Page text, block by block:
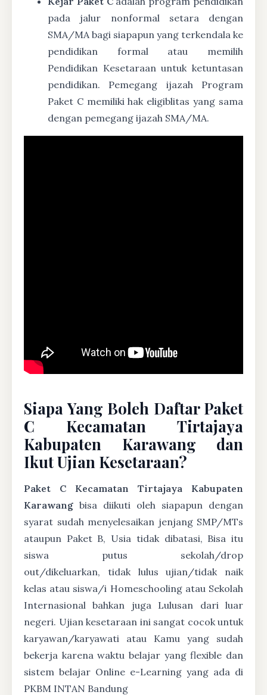
pada jalur nonformal setara dengan
SMA/MA bagi siapapun yang terkendala ke
pendidikan formal atau memilih
Pendidikan Kesetaraan untuk ketuntasan
pendidikan. Pemegang ijazah Program
Paket C memiliki hak eligiblitas yang sama
dengan pemegang ijazah SMA/MA.
Siapa Yang Boleh Daftar Paket
C Kecamatan Tirtajaya
Kabupaten Karawang dan
Ikut Ujian Kesetaraan?
Paket C Kecamatan Tirtajaya Kabupaten
Karawang bisa diikuti oleh siapapun dengan
syarat sudah menyelesaikan jenjang SMP/MTs
ataupun Paket B, Usia tidak dibatasi, Bisa itu
siswa putus sekolah/drop
out/dikeluarkan, tidak lulus ujian/tidak naik
kelas atau siswa/i Homeschooling atau Sekolah
Internasional bahkan juga Lulusan dari luar
negeri. Ujian kesetaraan ini sangat cocok untuk
karyawan/karyawati atau Kamu yang sudah
bekerja karena waktu belajar yang flexible dan
sistem belajar Online e-Learning yang ada di
PKBM INTAN Bandung